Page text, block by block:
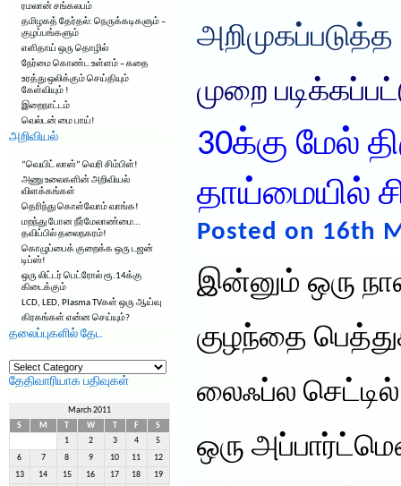
ரமலான் சங்கலபம்
தமிழகத் தேர்தல்: நெருக்கடிகளும் –
குழப்பங்களும்
எளிதாய் ஒரு தொழில்
நேர்மை கொண்ட உள்ளம் – கதை
உரத்து ஒலிக்கும் செய்தியும்
கேள்வியும் !
இறைநாட்டம்
வெல்டன் மை பாய்!
அறிவியல்
“வெயிட் லாஸ்” வெரி சிம்பிள்!
அணு உலைகளின் அறிவியல்
விளக்கங்கள்
தெரிந்து கொள்வோம் வாங்க!
மறந்து போன நீர்மேலாண்மை…
தவிப்பில் தலைநகரம்!
கொழுப்பைக் குறைக்க ஒரு டஜன்
டிப்ஸ்!
ஒரு லிட்டர் பெட்ரோல் ரூ.14க்கு
கிடைக்கும்
LCD, LED, Plasma TVகள் ஒரு ஆய்வு
கிரகங்கள் என்ன செய்யும்?
தலைப்புகளில் தேட
தலைப்புகளில்
தேட
தேதிவாரியாக பதிவுகள்
March 2011
S
M W F
S
1
2 3 4 5
6 7 8 9 10 11 12
13 14 15 16 17 18 19
அறிமுகப்படுத்த
முறை
30க்கு மேல்
தாய்மையில்
Posted on 16th
இன்னும் ஒரு
குழந்தை
லைஃப்ல
ஒரு